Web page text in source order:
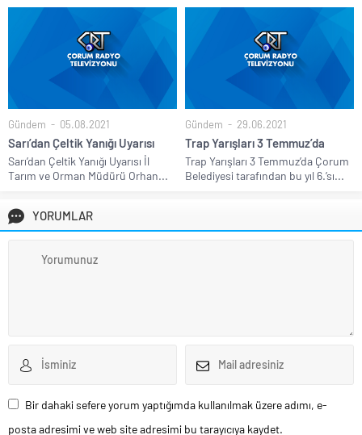
Gündem 05.08.2021
Sarı’dan Çeltik Yanığı Uyarısı
Sarı’dan Çeltik Yanığı Uyarısı İl
Tarım ve Orman Müdürü Orhan...
Gündem 29.06.2021
Trap Yarışları 3 Temmuz’da
Trap Yarışları 3 Temmuz’da Çorum
Belediyesi tarafından bu yıl 6.’sı...
YORUMLAR
Bir dahaki sefere yorum yaptığımda kullanılmak üzere adımı, e-
posta adresimi ve web site adresimi bu tarayıcıya kaydet.